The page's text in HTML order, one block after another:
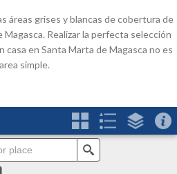
áreas grises y blancas de cobertura de
Realizar la perfecta selección
en Santa Marta de Magasca no es
simple.